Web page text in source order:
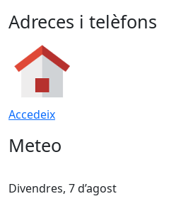
Adreces i telèfons
Accedeix
Meteo
Divendres, 7 d’agost